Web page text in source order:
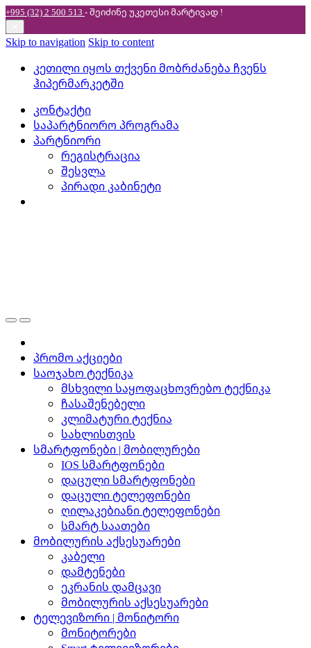
+995 (32) 2 500 513 - შეიძინე უკეთესიმარტივად !
Skip to navigation Skip to content
კეთილი იყოს თქვენი მობრძანება ჩვენს
ჰიპერმარკეტში
კონტაქტი
საპარტნიორო პროგრამა
პარტნიორი
რეგისტრაცია
შესვლა
პირადი კაბინეტი
პრომო აქციები
საოჯახო ტექნიკა
მსხვილი საყოფაცხოვრებო ტექნიკა
ჩასაშენებელი
კლიმატური ტექნია
სახლისთვის
სმარტფონები | მობილურები
IOS სმარტფონები
დაცული სმარტფონები
დაცული ტელეფონები
ღილაკებიანი ტელეფონები
სმარტ საათები
მობილურის აქსესუარები
კაბელი
დამტენები
ეკრანის დამცავი
მობილურის აქსესუარები
ტელევიზორი | მონიტორი
მონიტორები